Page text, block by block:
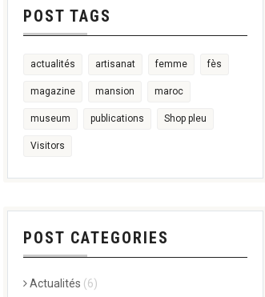
POST TAGS
actualités artisanat femme fès
magazine mansion maroc
museum publications Shop pleu
Visitors
POST CATEGORIES
Actualités (6)